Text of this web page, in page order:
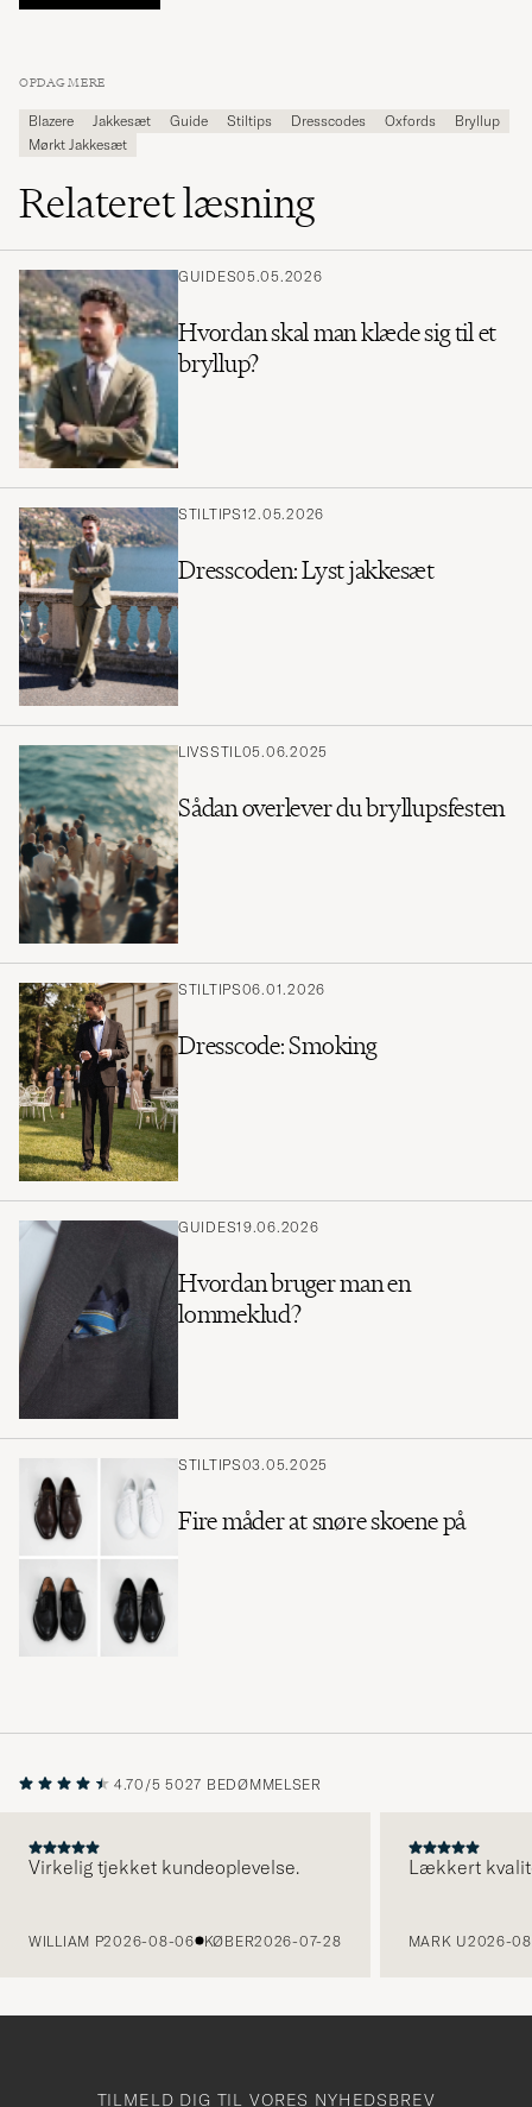
OPDAG MERE
Blazere Jakkesæt Guide Stiltips Dresscodes Oxfords
Bryllup
Mørkt Jakkesæt
Relateret læsning
GUIDES05.05.2026
Hvordan skal man klæde sig til et
bryllup?
STILTIPS12.05.2026
Dresscoden: Lyst jakkesæt
LIVSSTIL 05.06.2025
Sådan overlever du bryllupsfesten
STILTIPS06.01.2026
Dresscode: Smoking
GUIDES19.06.2026
Hvordan bruger man en
lommeklud?
STILTIPS03.05.2025
Fire måder at snøre skoene på
4.70/5 5027 BEDØMMELSER
Virkelig tjekket kundeoplevelse.
WILLIAM P2026-08-06 KØBER2026-07-28
Lækkert
MARK U2026-
TILMELD DIG TIL VORES NYHEDSBREV